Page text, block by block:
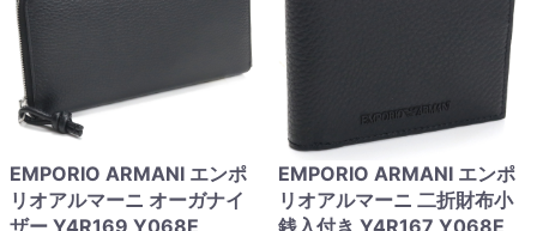
EMPORIO ARMANI エンポ
リオアルマーニ オーガナイ
ザー Y4R169 Y068E
EMPORIO ARMANI エンポ
リオアルマーニ 二折財布小
銭入付き Y4R167 Y068E